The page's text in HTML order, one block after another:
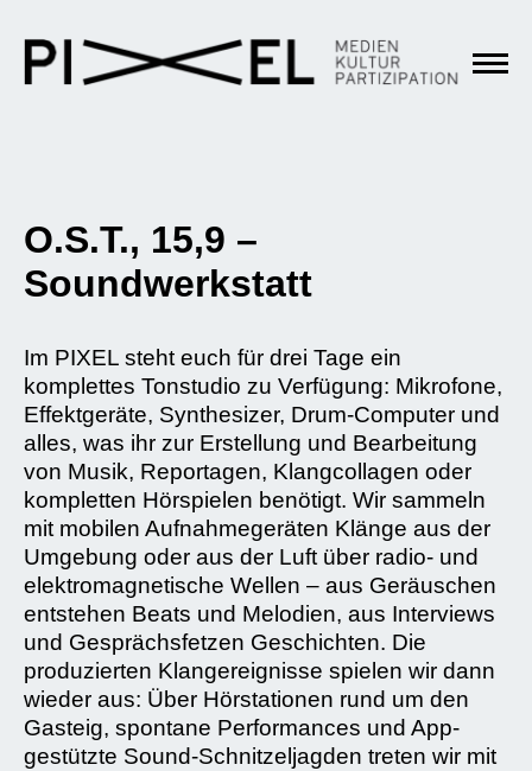
O.S.T., 15,9 –
Soundwerkstatt
Im PIXEL steht euch für drei Tage ein
komplettes Tonstudio zu Verfügung: Mikrofone,
Effektgeräte, Synthesizer, Drum-Computer und
alles, was ihr zur Erstellung und Bearbeitung
von Musik, Reportagen, Klangcollagen oder
kompletten Hörspielen benötigt. Wir sammeln
mit mobilen Aufnahmegeräten Klänge aus der
Umgebung oder aus der Luft über radio- und
elektromagnetische Wellen – aus Geräuschen
entstehen Beats und Melodien, aus Interviews
und Gesprächsfetzen Geschichten. Die
produzierten Klangereignisse spielen wir dann
wieder aus: Über Hörstationen rund um den
Gasteig, spontane Performances und App-
gestützte Sound-Schnitzeljagden treten wir mit